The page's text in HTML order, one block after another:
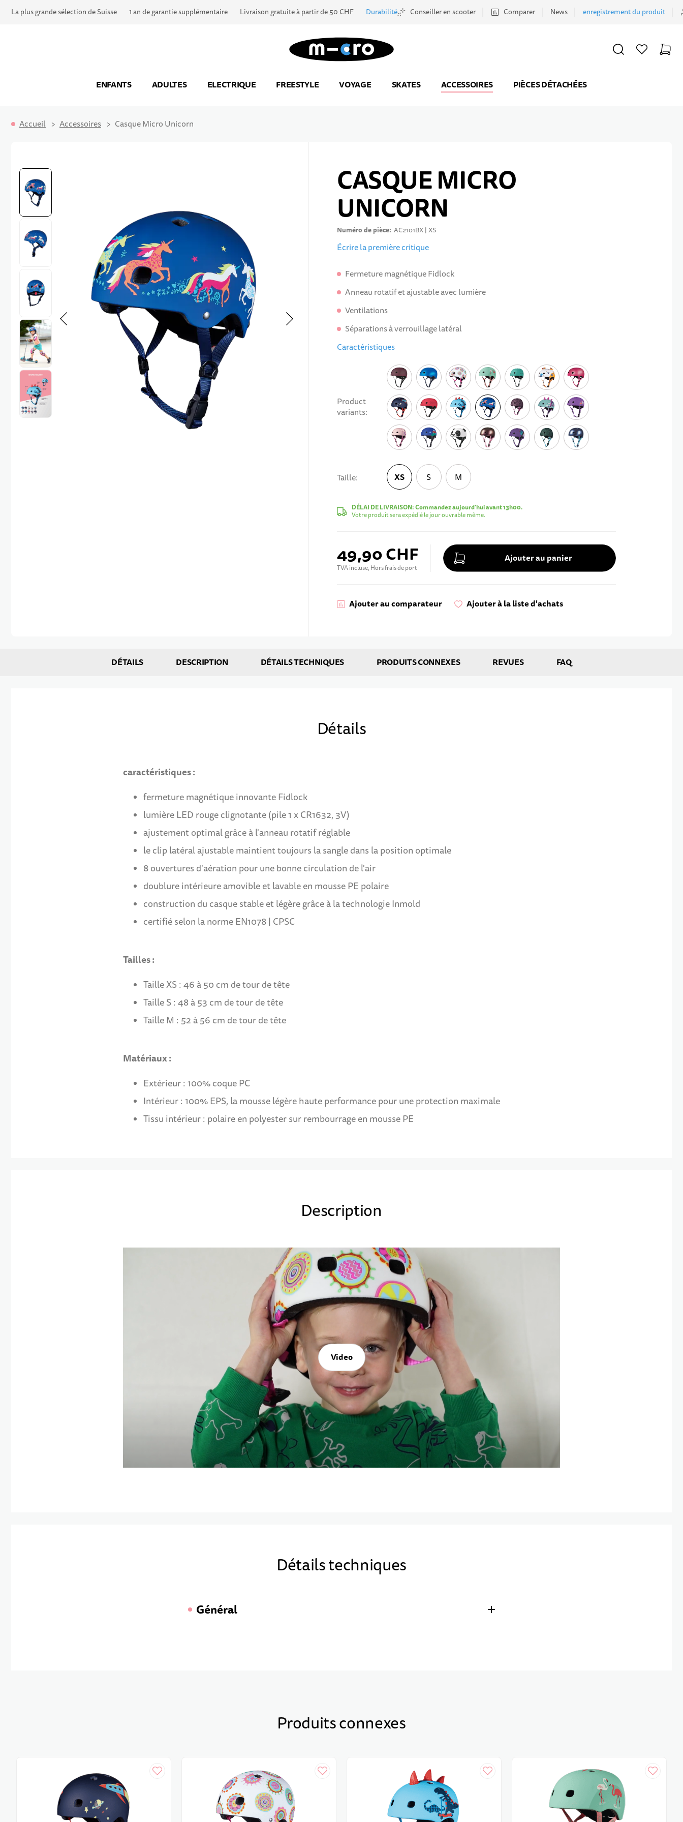
La plus grande sélection de Suisse 1 an de garantie supplémentaire Livraison gratuite à partir de 50 CHF Durabilité Conseiller en scooter Comparer News enregistrement du produit
Aller à la page d'accueil
ENFANTS ADULTES ELECTRIQUE FREESTYLE VOYAGE SKATES ACCESSOIRES PIÈCES DÉTACHÉES
CHERCHERLISTE D'ACHATS
PANIER
Accueil Accessoires Casque Micro Unicorn
CASQUE MICRO
UNICORN
Numéro de pièce AC2101BX | XS
Écrire la première critique
Fermeture magnétique Fidlock
Anneau rotatif et ajustable avec lumière
Ventilations
Séparations à verrouillage latéral
Caractéristiques
Product
variants
Taille
XS XS S M
DÉLAI DE LIVRAISON:Commandez aujourd'hui avant 13h00.
Votre produit sera expédié le jour ouvrable même.
49,90 CHF
TVA incluse, Hors frais de port
Ajouter au panier
Ajouter à la liste d'achats
Ajouter au comparateur
DÉTAILS DESCRIPTION DÉTAILS TECHNIQUES PRODUITS CONNEXES REVUES FAQ
Détails
caractéristiques :
fermeture magnétique innovante Fidlock
lumière LED rouge clignotante (pile 1 x CR1632, 3V)
ajustement optimal grâce à l'anneau rotatif réglable
le clip latéral ajustable maintient toujours la sangle dans la position optimale
8 ouvertures d'aération pour une bonne circulation de l'air
doublure intérieure amovible et lavable en mousse PE polaire
construction du casque stable et légère grâce à la technologie Inmold
certifié selon la norme EN1078 | CPSC
Tailles :
Taille XS : 46 à 50 cm de tour de tête
Taille S : 48 à 53 cm de tour de tête
Taille M : 52 à 56 cm de tour de tête
Matériaux :
Extérieur : 100% coque PC
Intérieur : 100% EPS, la mousse légère haute performance pour une protection maximale
Tissu intérieur : polaire en polyester sur rembourrage en mousse PE
Description
Video
Détails techniques
Général
Produits connexes